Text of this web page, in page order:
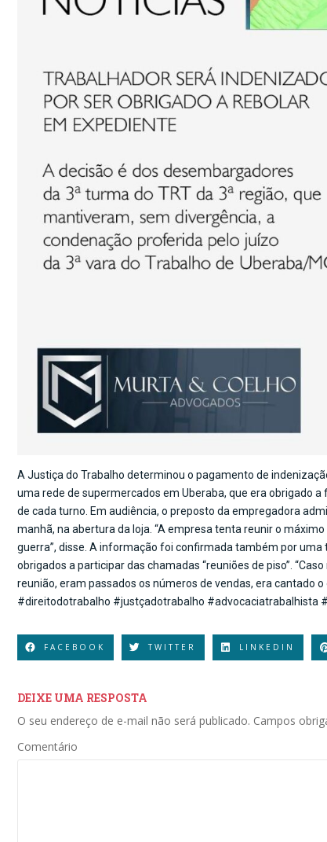
A Justiça do Trabalho determinou o pagamento de
uma rede de supermercados em Uberaba, que era obrigado
de cada turno. Em audiência, o preposto da empregadora
manhã, na abertura da loja. “A empresa tenta reunir o
guerra”, disse. A informação foi confirmada também por
obrigados a participar das chamadas “reuniões de piso”.
reunião, eram passados os números de vendas, era cantado o
#direitodotrabalho #justçadotrabalho #advocaciatrabalhista
FACEBOOK TWITTER LINKEDIN
DEIXE UMA RESPOSTA
O seu endereço de e-mail não será publicado. Campos
Comentário